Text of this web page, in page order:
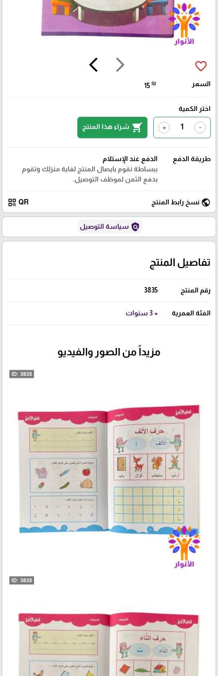
arrow_forward_ios
arrow_back_ios favorite_border
السعر 15 ₪
اختر الكمية
-
+
shopping_cart شراء هذا المنتج
طريقة الدفع
الدفع عند الإستلام
ببساطة نقوم بايصال المنتج لغاية منزلك وتقوم
بدفع الثمن لموظف التوصيل.
public نسخ رابط المنتج QR
qr_code
policy سياسة التوصيل
تفاصيل المنتج
رقم المنتج 3835
الفئة العمرية + 3 سنوات
مزيداً من الصور والفيديو